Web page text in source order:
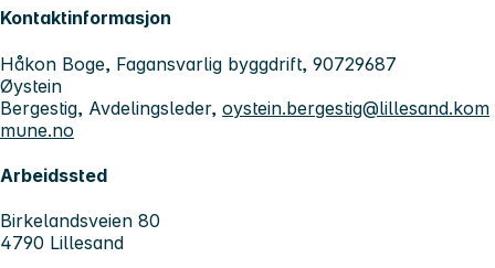
Kontaktinformasjon
Håkon Boge, Fagansvarlig byggdrift, 90729687
Øystein
Bergestig, Avdelingsleder, oystein.bergestig@lillesand.kom
mune.no
Arbeidssted
Birkelandsveien 80
4790 Lillesand